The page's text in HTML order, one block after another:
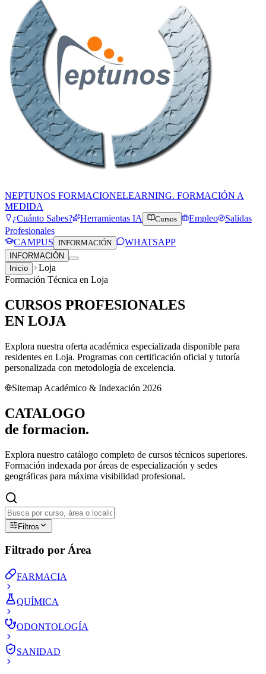
NEPTUNOS FORMACIONELEARNING. FORMACIÓN A
MEDIDA
¿Cuánto Sabes?
Herramientas IA Cursos Empleo
Salidas
Profesionales
CAMPUS INFORMACIÓN WHATSAPP
INFORMACIÓN
Inicio
Loja
Formación Técnica en Loja
CURSOS PROFESIONALES
EN LOJA
Explora nuestra oferta académica especializada disponible para
residentes en Loja. Programas con certificación oficial y tutoría
personalizada con metodología de excelencia.
Sitemap Académico & Indexación 2026
CATALOGO
de formacion.
Explora nuestro catálogo completo de cursos técnicos superiores.
Formación indexada por áreas de especialización y sedes
geográficas para máxima visibilidad profesional.
Filtros
Filtrado por Área
FARMACIA
QUÍMICA
ODONTOLOGÍA
SANIDAD